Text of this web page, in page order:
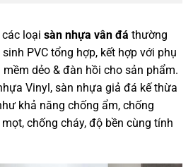
loại sàn nhựa vân đá thường
PVC tổng hợp, kết hợp với phụ
dẻo & đàn hồi cho sản phẩm.
Vinyl, sàn nhựa giả đá kế thừa
khả năng chống ẩm, chống
chống cháy, độ bền cùng tính